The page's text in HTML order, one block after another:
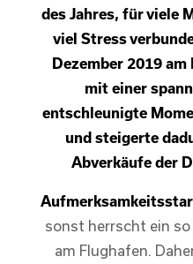
des Jahres, für viele
viel Stress
Dezember 2019
mit einer
entschleunigte
und steigerte
Abverkäufe der
sonst herrscht ein
am Flughafen.